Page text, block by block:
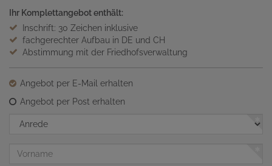
Ihr Komplettangebot enthält:
Inschrift: 30 Zeichen inklusive
fachgerechter Aufbau in DE und CH
Abstimmung mit der Friedhofsverwaltung
Angebot per E-Mail erhalten
Angebot per Post erhalten
Anrede
Vorname